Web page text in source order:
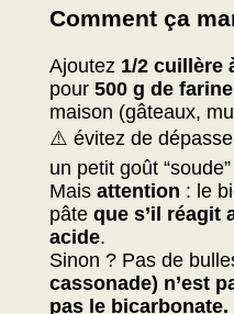
Comment ça
Ajoutez 1/2 cuillère
pour 500 g de farine
maison (gâteaux,
⚠️ évitez de
un petit goût
Mais attention : le
pâte que s’il réagit
acide.
Sinon ? Pas de
cassonade) n’est
pas le bicarbonate.